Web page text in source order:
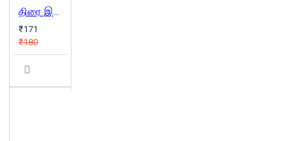
திரை இசைப் பாடல்கள் (பாகம் 4)
₹171
₹180